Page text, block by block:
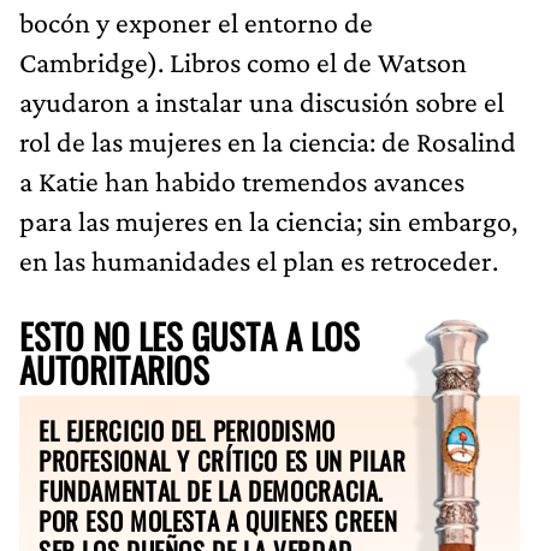
bocón y exponer el entorno de
Cambridge). Libros como el de Watson
ayudaron a instalar una discusión sobre el
rol de las mujeres en la ciencia: de Rosalind
a Katie han habido tremendos avances
para las mujeres en la ciencia; sin embargo,
en las humanidades el plan es retroceder.
ESTO NO LES GUSTA A LOS
AUTORITARIOS
EL EJERCICIO DEL PERIODISMO
PROFESIONAL Y CRÍTICO ES UN PILAR
FUNDAMENTAL DE LA DEMOCRACIA.
POR ESO MOLESTA A QUIENES CREEN